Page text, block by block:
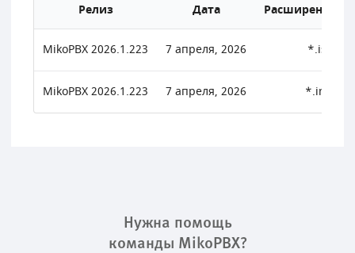
Релиз Дата Расширение
MikoPBX 2026.1.223 7 апреля, 2026 *.iso
MikoPBX 2026.1.223 7 апреля, 2026 *.img
Нужна помощь
команды MikoPBX?